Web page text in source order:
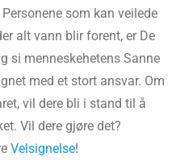
som kan veilede
alt vann blir forent, er De
si menneskehetens Sanne
med et stort ansvar. Om
vil dere bli i stand til å
Vil dere gjøre det?
Velsignelse!